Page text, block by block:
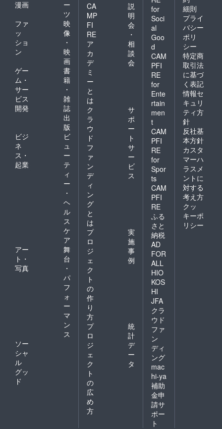
漫画
ー
ツ
ファ
ッ
ショ
ン
映
像
・
映
画
ゲー
ム・
サー
ビス
開発
書
籍
・
雑
誌
出
版
ビジ
ネ
ス・
起業
ビ
ュ
ー
テ
ィ
ー
・
ヘ
ル
ス
ケ
ア
アー
ト・
写真
舞
台
・
パ
フ
ォ
ー
マ
ン
ス
ソー
シャ
ル
グッ
ド
CA
MP
FI
RE
ア
カ
デ
ミ
ー
と
は
説
明
会
・
相
談
会
ク
ラ
ウ
ド
フ
ァ
ン
デ
ィ
ン
グ
と
は
サ
ポ
ー
ト
サ
ー
ビ
ス
プ
ロ
ジ
ェ
ク
ト
の
作
り
方
実
施
事
例
プ
ロ
ジ
ェ
ク
ト
の
広
め
方
統
計
デ
ー
タ
for
Soci
al
Goo
d
CAM
PFI
RE
for
Ente
rtain
men
t
CAM
PFI
RE
for
Spor
ts
CAM
PFI
RE
ふる
さと
納税
AD
FOR
ALL
HIO
KOS
HI
JFA
クラ
ウド
ファ
ン
ディ
ング
mac
hi-ya
補助
金申
請サ
ポー
ト
細則
プライ
バシー
ポリ
シー
特定商
取引法
に基づ
く表記
情報セ
キュリ
ティ方
針
反社基
本方針
カスタ
マーハ
ラスメ
ントに
対する
考え方
クッ
キーポ
リシー